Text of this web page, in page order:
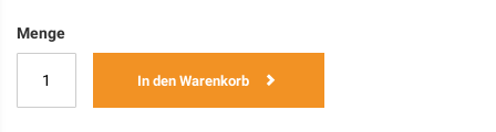
Menge
In den Warenkorb